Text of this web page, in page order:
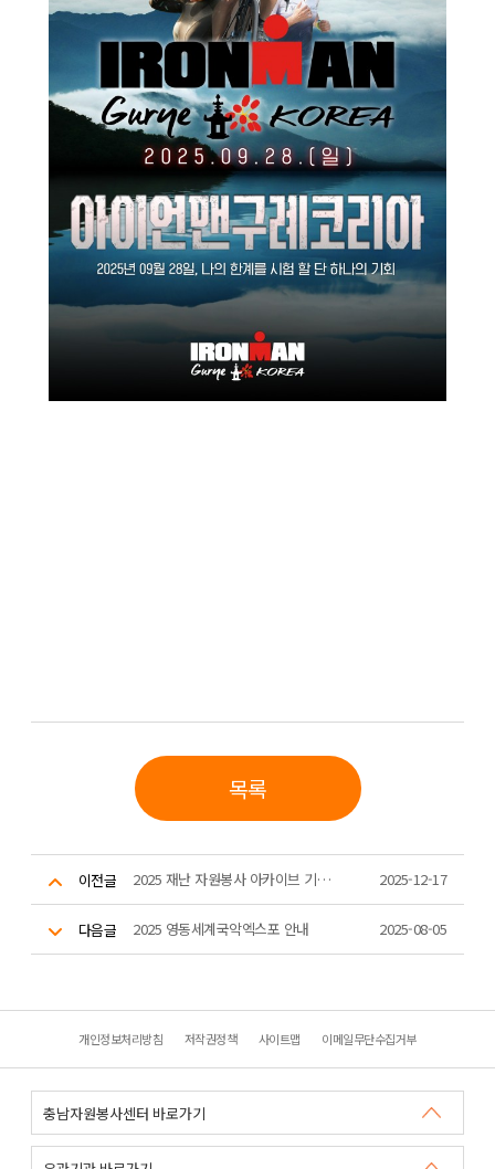
목록
이전글 2025 재난 자원봉사 아카이브 기획전시 안내 2025-12-17
다음글 2025 영동세계국악엑스포 안내 2025-08-05
개인정보처리방침 저작권정책 사이트맵 이메일무단수집거부